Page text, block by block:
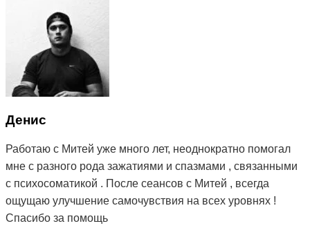
сина, він почав менше засмучуватися при невдачах,
почав проявляти ініціативу, гарно навчатися, більш
уважнішим та дисциплінованим і набагато краще почав
спати вночі.
Разом з сином записали до Міті молодшу дочку 5 років,
та залежність від планшету. Після сеансів Міті, дочка
почала менше капризувати, сон покращився, і
позбулася залежності від планшету 🙌🏻
Дуже дякую Міті за допомогу, професіоналізм, підхід до
дітей та людяність 🤝
Денис
Работаю с Митей уже много лет, неоднократно помогал
мне с разного рода зажатиями и спазмами , связанными
с психосоматикой . После сеансов с Митей , всегда
ощущаю улучшение самочувствия на всех уровнях !
Спасибо за помощь